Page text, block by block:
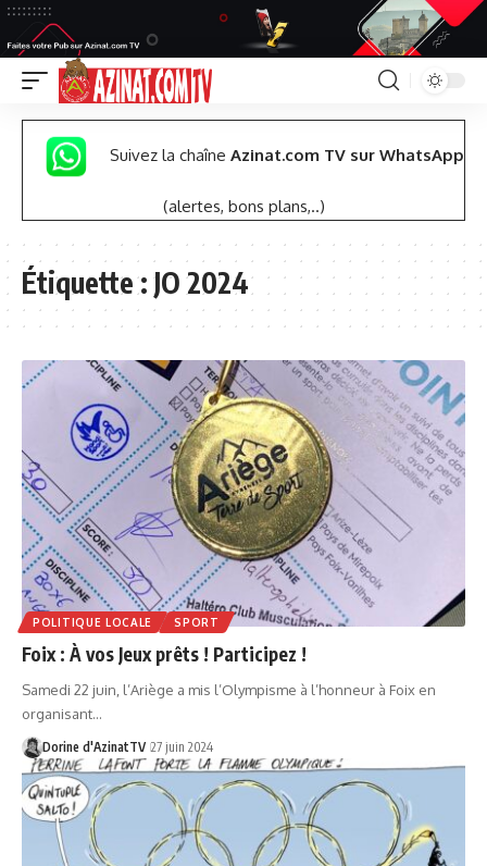
Suivez la chaîne Azinat.com TV sur WhatsApp
(alertes, bons plans,..)
Étiquette :JO 2024
POLITIQUE LOCALE SPORT
Foix : À vos Jeux prêts ! Participez !
Samedi 22 juin, l’Ariège a mis l’Olympisme à l’honneur à Foix en
organisant…
Dorine d'AzinatTV 27 juin 2024